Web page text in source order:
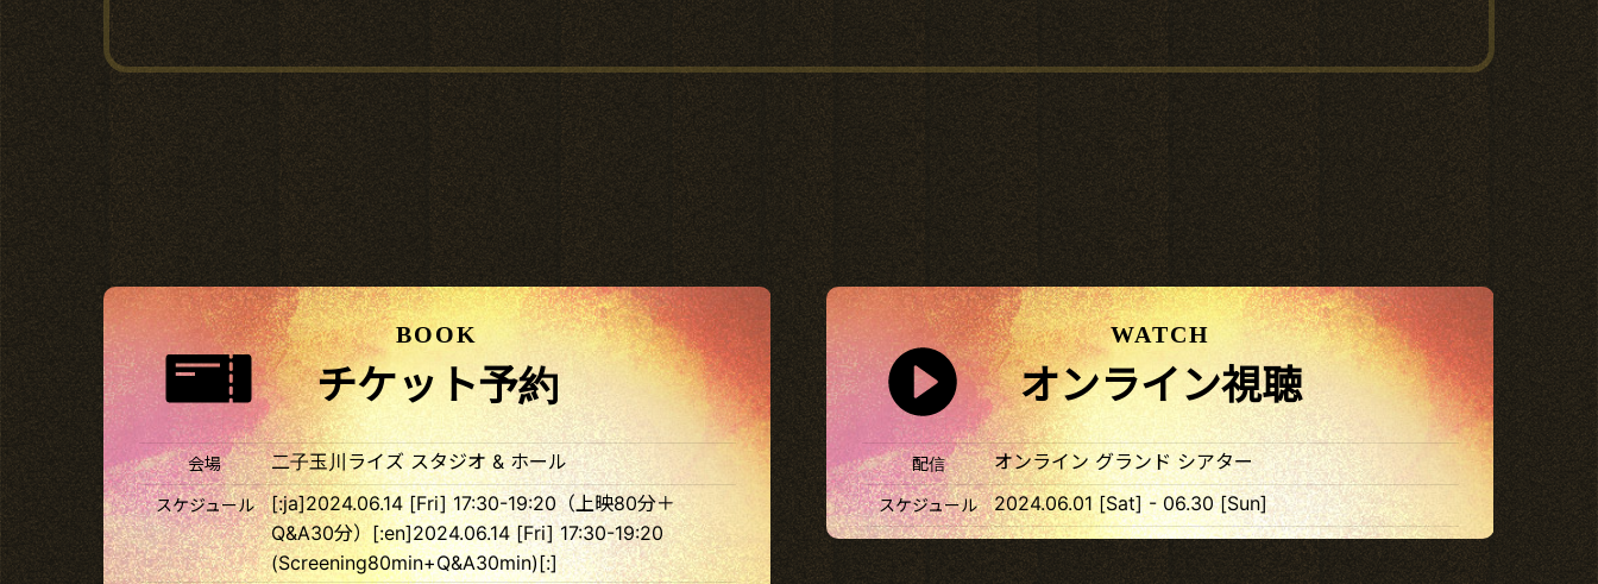
BOOK
チケット予約
会場 二子玉川ライズ スタジオ & ホール
スケジュール
[:ja]2024.06.14 [Fri] 17:30-19:20（上映80分＋
Q&A30分）[:en]2024.06.14 [Fri] 17:30-19:20
(Screening80min+Q&A30min)[:]
WATCH
オンライン視聴
配信 オンライン グランド シアター
スケジュール 2024.06.01 [Sat] - 06.30 [Sun]